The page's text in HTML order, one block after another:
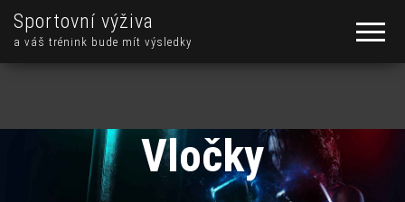
Sportovní výživa
a váš trénink bude mít výsledky
Vločky